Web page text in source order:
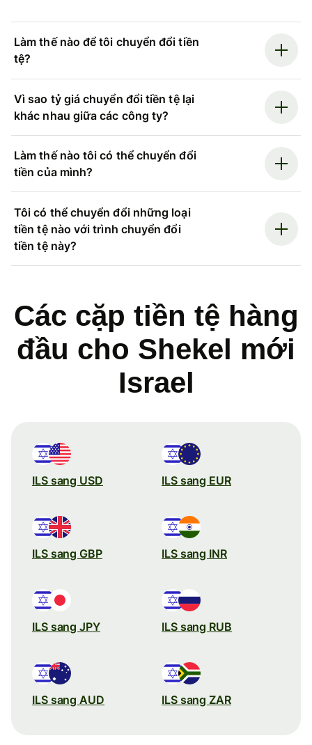
Làm thế nào để tôi chuyển đổi tiền
tệ?
Vì sao tỷ giá chuyển đổi tiền tệ lại
khác nhau giữa các công ty?
Làm thế nào tôi có thể chuyển đổi
tiền của mình?
Tôi có thể chuyển đổi những loại
tiền tệ nào với trình chuyển đổi
tiền tệ này?
Các cặp tiền tệ hàng
đầu cho Shekel mới
Israel
ILS sang USD ILS sang EUR
ILS sang GBP ILS sang INR
ILS sang JPY ILS sang RUB
ILS sang AUD ILS sang ZAR